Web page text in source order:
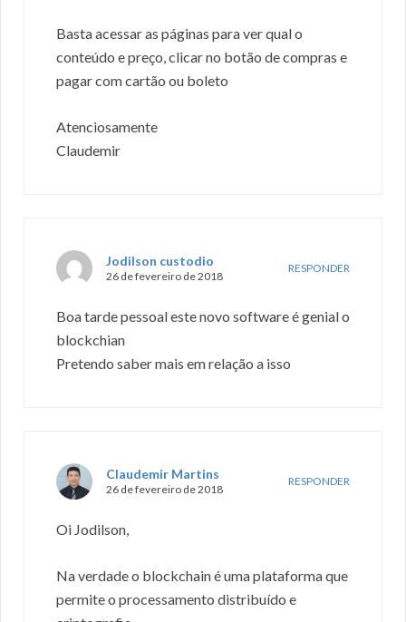
Basta acessar as páginas para ver qual o
conteúdo e preço, clicar no botão de compras e
pagar com cartão ou boleto
Atenciosamente
Claudemir
Jodilson custodio
26 de fevereiro de 2018
RESPONDER
Boa tarde pessoal este novo software é genial o
blockchian
Pretendo saber mais em relação a isso
Claudemir Martins
26 de fevereiro de 2018
RESPONDER
Oi Jodilson,
Na verdade o blockchain é uma plataforma que
permite o processamento distribuído e